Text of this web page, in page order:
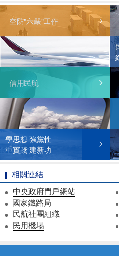
空防"六嚴"工作
信用民航
學思想 強黨性
重實踐 建新功
相關連結
中央政府門戶網站
國家鐵路局
民航社團組織
民用機場